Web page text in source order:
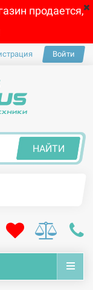
продается,
Войти
НАЙТИ